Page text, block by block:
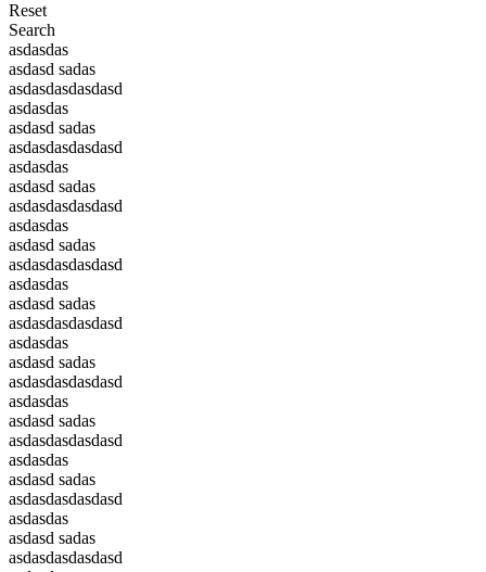
Reset
Search
asdasdas
asdasd sadas
asdasdasdasdasd
asdasdas
asdasd sadas
asdasdasdasdasd
asdasdas
asdasd sadas
asdasdasdasdasd
asdasdas
asdasd sadas
asdasdasdasdasd
asdasdas
asdasd sadas
asdasdasdasdasd
asdasdas
asdasd sadas
asdasdasdasdasd
asdasdas
asdasd sadas
asdasdasdasdasd
asdasdas
asdasd sadas
asdasdasdasdasd
asdasdas
asdasd sadas
asdasdasdasdasd